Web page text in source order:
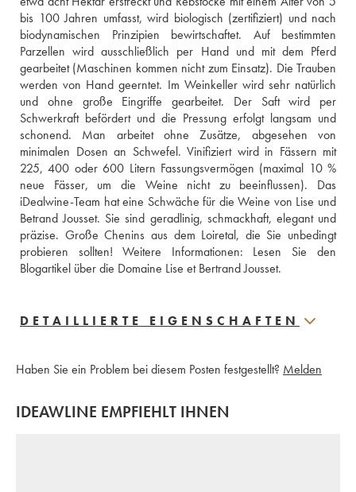
bis 100 Jahren umfasst, wird biologisch (zertifiziert) und nach
biodynamischen Prinzipien bewirtschaftet. Auf bestimmten
Parzellen wird ausschließlich per Hand und mit dem Pferd
gearbeitet (Maschinen kommen nicht zum Einsatz). Die Trauben
werden von Hand geerntet. Im Weinkeller wird sehr natürlich
und ohne große Eingriffe gearbeitet. Der Saft wird per
Schwerkraft befördert und die Pressung erfolgt langsam und
schonend. Man arbeitet ohne Zusätze, abgesehen von
minimalen Dosen an Schwefel. Vinifiziert wird in Fässern mit
225, 400 oder 600 Litern Fassungsvermögen (maximal 10 %
neue Fässer, um die Weine nicht zu beeinflussen). Das
iDealwine-Team hat eine Schwäche für die Weine von Lise und
Betrand Jousset. Sie sind geradlinig, schmackhaft, elegant und
präzise. Große Chenins aus dem Loiretal, die Sie unbedingt
probieren sollten! Weitere Informationen: Lesen Sie den
Blogartikel über die Domaine Lise et Bertrand Jousset.
DETAILLIERTE EIGENSCHAFTEN
Haben Sie ein Problem bei diesem Posten festgestellt? Melden
IDEAWLINE EMPFIEHLT IHNEN